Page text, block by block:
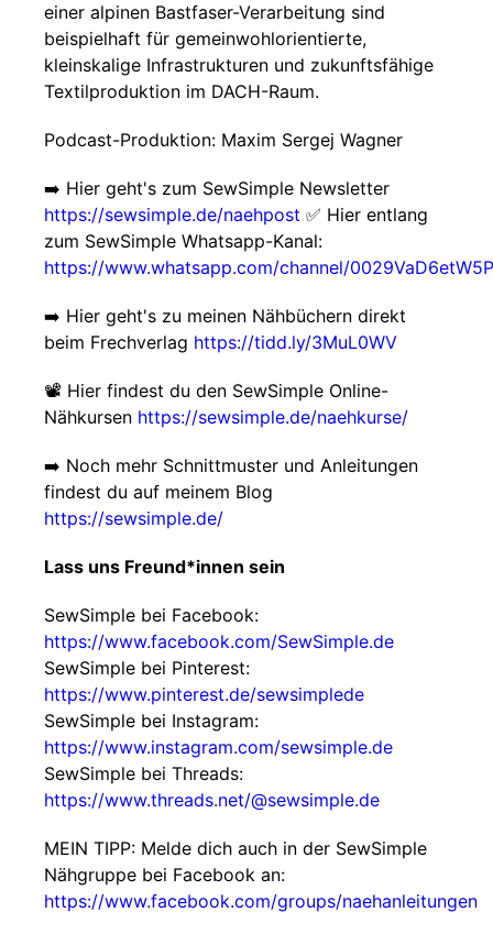
einer alpinen Bastfaser-Verarbeitung sind
beispielhaft für gemeinwohlorientierte,
kleinskalige Infrastrukturen und zukunftsfähige
Textilproduktion im DACH-Raum.
Podcast-Produktion: Maxim Sergej Wagner
➡️ Hier geht's zum SewSimple Newsletter
https://sewsimple.de/naehpost ✅ Hier entlang
zum SewSimple Whatsapp-Kanal:
https://www.whatsapp.com/channel/
➡️ Hier geht's zu meinen Nähbüchern direkt
beim Frechverlag https://tidd.ly/3MuL0WV
📽️ Hier findest du den SewSimple Online-
Nähkursen https://sewsimple.de/naehkurse/
➡️ Noch mehr Schnittmuster und Anleitungen
findest du auf meinem Blog
https://sewsimple.de/
Lass uns Freund*innen sein
SewSimple bei Facebook:
https://www.facebook.com/SewSimple.de
SewSimple bei Pinterest:
https://www.pinterest.de/sewsimplede
SewSimple bei Instagram:
https://www.instagram.com/sewsimple.de
SewSimple bei Threads:
https://www.threads.net/@sewsimple.de
MEIN TIPP: Melde dich auch in der SewSimple
Nähgruppe bei Facebook an:
https://www.facebook.com/groups/naehanleitungen